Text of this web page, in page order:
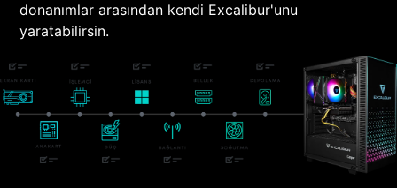
donanımlar arasından kendi Excalibur'unu
yaratabilirsin.